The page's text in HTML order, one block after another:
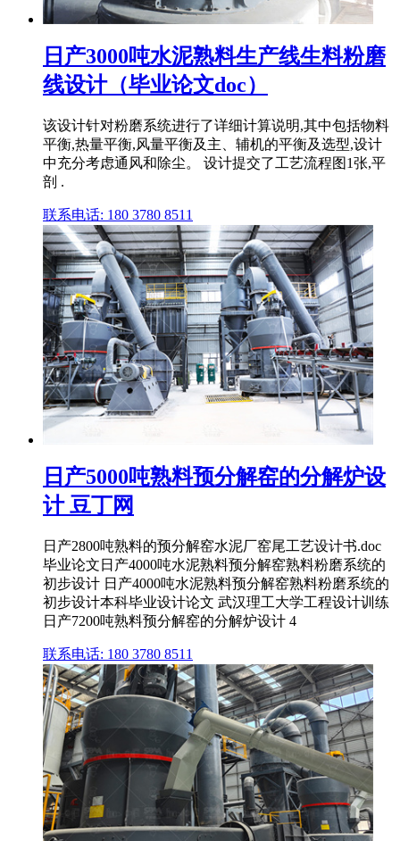
日产3000吨水泥熟料生产线生料粉磨
线设计（毕业论文doc）
该设计针对粉磨系统进行了详细计算说明,其中包括物料
平衡,热量平衡,风量平衡及主、辅机的平衡及选型,设计
中充分考虑通风和除尘。 设计提交了工艺流程图1张,平
剖 .
联系电话: 180 3780 8511
日产5000吨熟料预分解窑的分解炉设
计 豆丁网
日产2800吨熟料的预分解窑水泥厂窑尾工艺设计书.doc
毕业论文日产4000吨水泥熟料预分解窑熟料粉磨系统的
初步设计 日产4000吨水泥熟料预分解窑熟料粉磨系统的
初步设计本科毕业设计论文 武汉理工大学工程设计训练
日产7200吨熟料预分解窑的分解炉设计 4
联系电话: 180 3780 8511